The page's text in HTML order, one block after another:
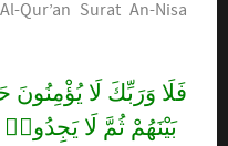
فَلَا وَرَبِّكَ لَا
بَيْنَهُمْ ثُمَّ لَا